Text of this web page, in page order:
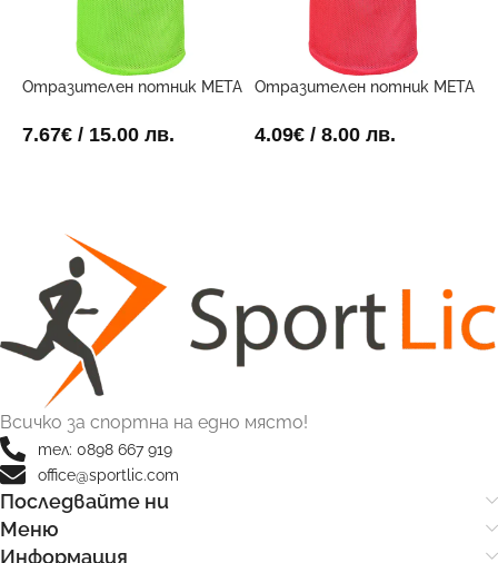
Отразителен потник META
7.67€ / 15.00 лв.
Отразителен потник META
4.09€/ 8.00 лв.
Всичко за спортна на едно място!
тел: 0898 667 919
office@sportlic.com
Последвайте ни
Меню
Информация